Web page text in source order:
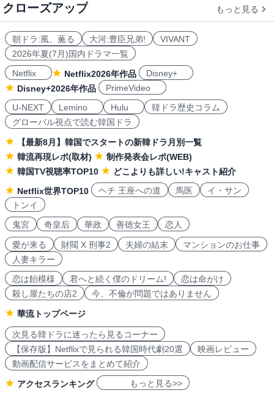
クローズアップ もっと見る
朝ドラ:風、薫る 大河:豊臣兄弟!
VIVANT
2026年夏(7月)国内ドラマ一覧
Netflix
Netflix2026年作品
Disney+
Disney+2026年作品
PrimeVideo
U-NEXT
Lemino Hulu
韓ドラ歴史コラム
グローバル視点で読む韓国ドラ
【最新8月】韓国でスタートの新韓ドラ月別一覧
韓流再現レポ(取材)
制作発表会レポ(WEB)
韓国TV視聴率TOP10
どこよりも詳しい!キャスト紹介
Netflix世界TOP10
ヘチ 王座への道 馬医
イ・サン
トンイ
鬼宮
奇皇后 華政 善徳女王 恋人
愛が来る 財閥 X 刑事2 夫婦の結末
マンションのお仕事
人妻キラー
恋は飴模様
君へと続く僕のドリーム!
恋は命がけ
殺し屋たちの店2
今、不倫が問題ではありません
華流トップページ
次見る韓ドラに迷ったら見るコーナー
【保存版】Netflixで見られる韓国時代劇20選
映画レビュー
動画配信サービスをまとめて紹介
アクセスランキング もっと見る>>